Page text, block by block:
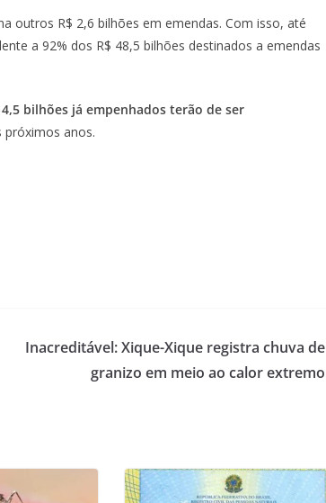
outros R$ 2,6 bilhões em emendas. Com isso, até
a 92% dos R$ 48,5 bilhões destinados a emendas
bilhões já empenhados terão de ser
próximos anos.
Inacreditável: Xique-Xique registra chuva de
granizo em meio ao calor extremo